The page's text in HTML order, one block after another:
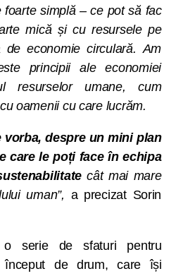
foarte simplă – ce pot să fac
mică și cu resursele pe
economie circulară. Am
principii ale economiei
resurselor umane, cum
oamenii cu care lucrăm.
vorba, despre un mini plan
care le poți face în echipa
cât mai mare
uman”, a precizat Sorin
serie de sfaturi pentru
început de drum, care își